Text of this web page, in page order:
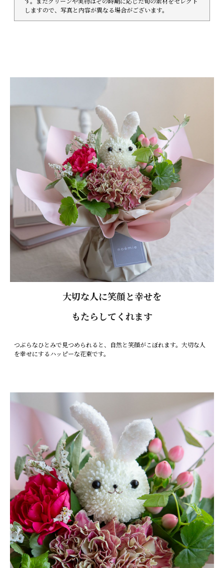
しますので、写真と内容が異なる場合がございます。
大切な人に笑顔と幸せを
もたらしてくれます
つぶらなひとみで見つめられると、自然と笑顔がこぼれます。大切な人
を幸せにするハッピーな花束です。